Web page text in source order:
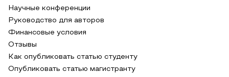
Научные конференции
Руководство для авторов
Финансовые условия
Отзывы
Как опубликовать статью студенту
Опубликовать статью магистранту